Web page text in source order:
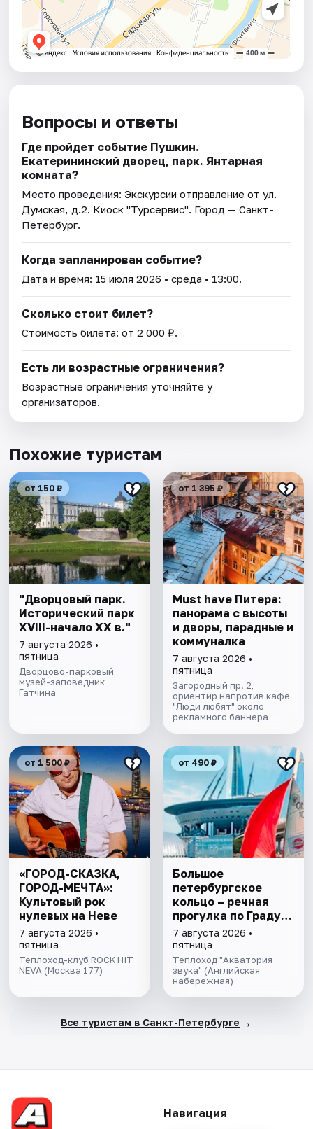
Вопросы и ответы
Где пройдет событие Пушкин.
Екатерининский дворец, парк. Янтарная
комната?
Место проведения:Экскурсии отправление от ул.
Думская, д.2. Киоск "Турсервис". Город — Санкт-
Петербург.
Когда запланирован событие?
Дата и время: 15 июля 2026 • среда • 13:00.
Сколько стоит билет?
Стоимость билета: от 2 000 ₽.
Есть ли возрастные ограничения?
Возрастные ограничения уточняйте у
организаторов.
Похожие туристам
от 150 ₽
"Дворцовый парк.
Исторический парк
XVIII-начало XX в."
7 августа 2026 •
пятница
Дворцово-парковый
музей-заповедник
Гатчина
от 1 395 ₽
Must have Питера:
панорама с высоты
и дворы, парадные и
коммуналка
7 августа 2026 •
пятница
Загородный пр. 2,
ориентир напротив кафе
"Люди любят" около
рекламного баннера
от 1 500 ₽
«ГОРОД-СКАЗКА,
ГОРОД-МЕЧТА»:
Культовый рок
нулевых на Неве
7 августа 2026 •
пятница
Теплоход-клуб ROCK HIT
NEVA (Москва 177)
от 490 ₽
Большое
петербургское
кольцо – речная
прогулка пo Граду
на Неве с
авторской
экскурсией и живой
музыкой в тёплом
салоне теплохода
7 августа 2026 •
пятница
Теплоход "Акватория
звука" (Английская
набережная)
Все туристам в Санкт-Петербурге →
Навигация